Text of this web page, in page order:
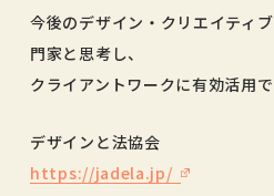
今後のデザイン・クリエイティ
門家と思考し、
クライアントワークに有効活用
デザインと法協会
https://jadela.jp/